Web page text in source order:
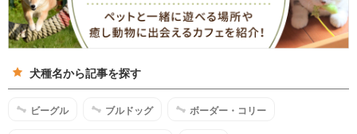
犬種名から記事を探す
ビーグル ブルドッグ ボーダー・コリー